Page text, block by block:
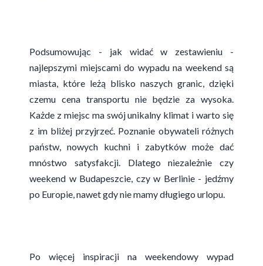
Podsumowując - jak widać w zestawieniu -
najlepszymi miejscami do wypadu na weekend są
miasta, które leżą blisko naszych granic, dzięki
czemu cena transportu nie będzie za wysoka.
Każde z miejsc ma swój unikalny klimat i warto się
z im bliżej przyjrzeć. Poznanie obywateli różnych
państw, nowych kuchni i zabytków może dać
mnóstwo satysfakcji. Dlatego niezależnie czy
weekend w Budapeszcie, czy w Berlinie - jedźmy
po Europie, nawet gdy nie mamy długiego urlopu.
Po więcej inspiracji na weekendowy wypad